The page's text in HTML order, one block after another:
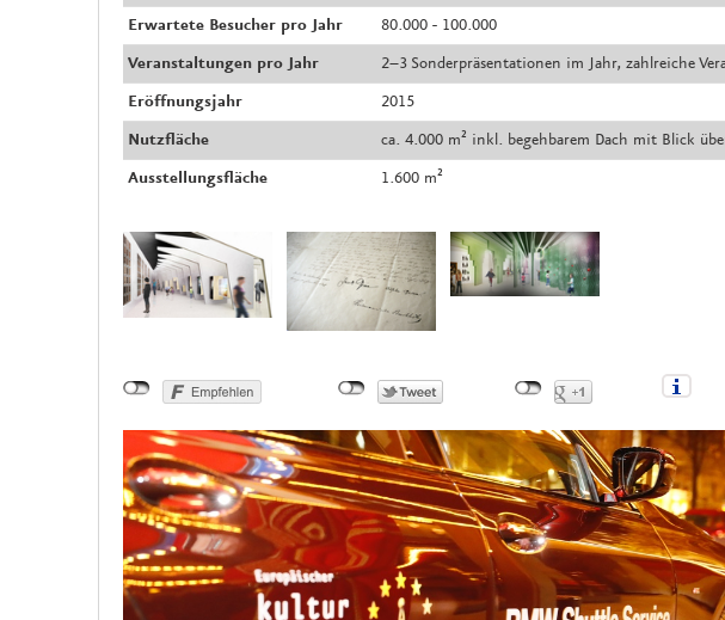
Erwartete Besucher pro Jahr
80.000 - 100.000
Veranstaltungen pro Jahr
2–3 Sonderpräsentationen im Jahr, zahlreiche
Eröffnungsjahr
2015
Nutzfläche
ca. 4.000 m² inkl. begehbarem Dach mit Blick
Ausstellungsfläche
1.600 m²